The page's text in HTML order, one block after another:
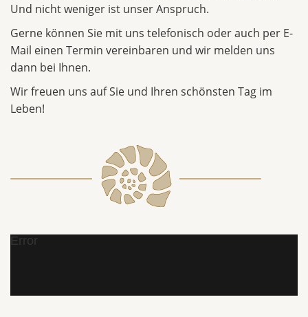
Und nicht weniger ist unser Anspruch.
Gerne können Sie mit uns telefonisch oder auch per E-
Mail einen Termin vereinbaren und wir melden uns
dann bei Ihnen.
Wir freuen uns auf Sie und Ihren schönsten Tag im
Leben!
Error